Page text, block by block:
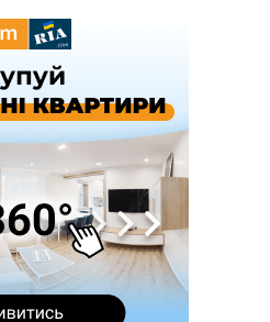
влади Польщі на атаки на
23 серпня
привітали рідну Коломию з
Долині та Яремче
малолітнього хлопчика: суд
компенсації
гідрологічна посуха - рівні
показників
масова бійка, поліція